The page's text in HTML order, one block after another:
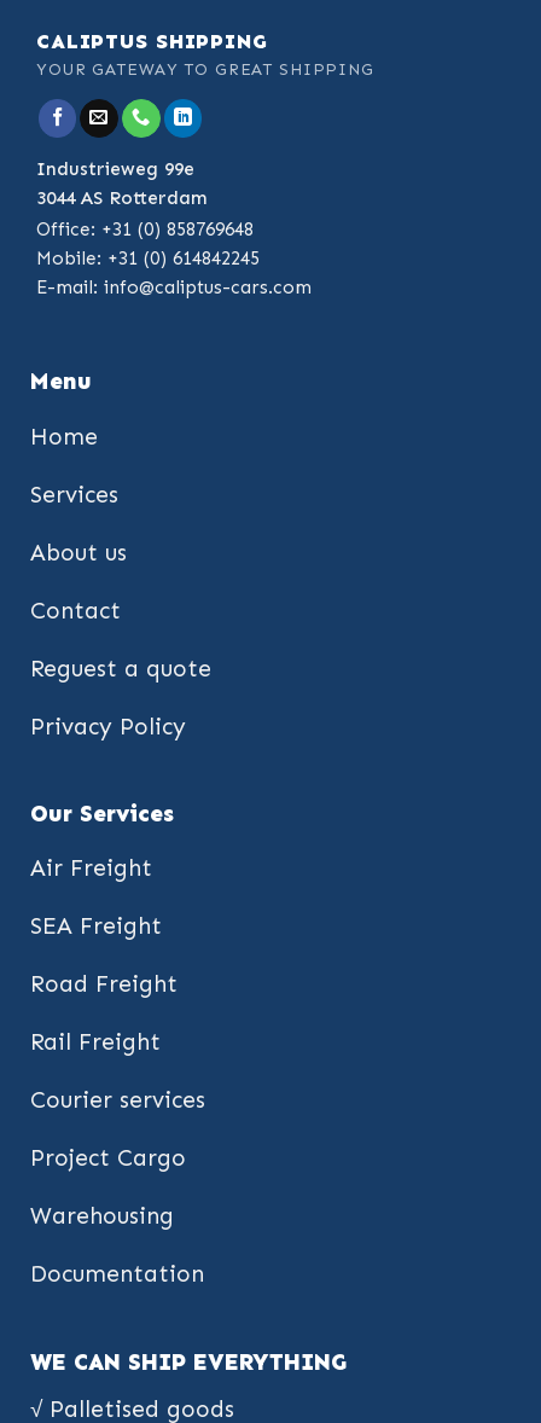
CALIPTUS SHIPPING
YOUR GATEWAY TO GREAT SHIPPING
Industrieweg 99e
3044 AS Rotterdam
Office: +31 (0) 858769648
Mobile: +31 (0) 614842245
E-mail: info@caliptus-cars.com
Menu
Home
Services
About us
Contact
Reguest a quote
Privacy Policy
Our Services
Air Freight
SEA Freight
Road Freight
Rail Freight
Courier services
Project Cargo
Warehousing
Documentation
WE CAN SHIP EVERYTHING
√ Palletised goods